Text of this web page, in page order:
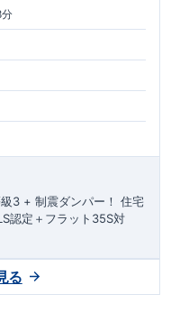
3 + 制震ダンパー！ 住宅
認定＋フラット35S対
る